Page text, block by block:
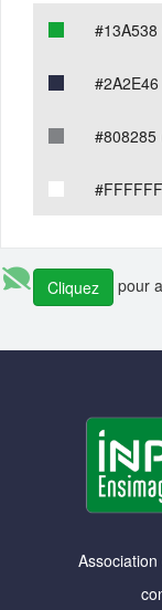
#808285
Cliquez pour